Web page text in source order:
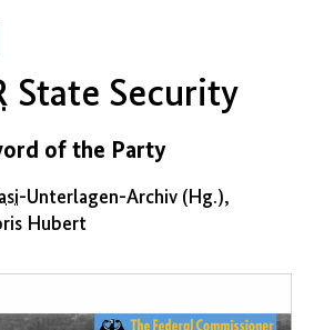
State Security
of the Party
-Unterlagen-Archiv (Hg.),
Hubert